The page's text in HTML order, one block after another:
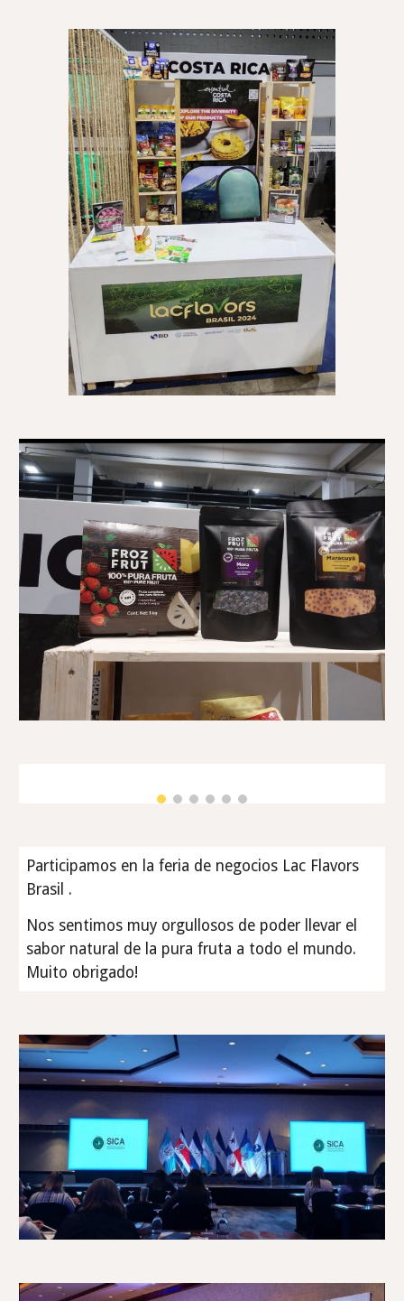
Participamos en la feria de negocios Lac Flavors
Brasil .
Nos sentimos muy orgullosos de poder llevar el
sabor natural de la pura fruta a todo el mundo.
Muito obrigado!